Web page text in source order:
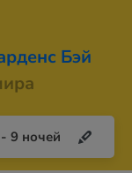
Бэй
- 9 ночей